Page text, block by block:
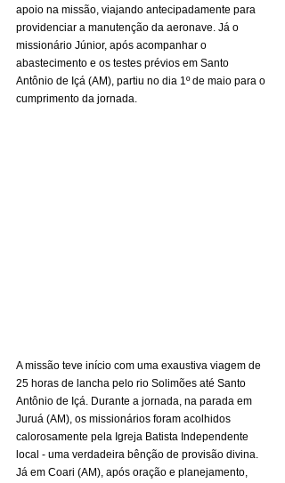
apoio na missão, viajando antecipadamente para
providenciar a manutenção da aeronave. Já o
missionário Júnior, após acompanhar o
abastecimento e os testes prévios em Santo
Antônio de Içá (AM), partiu no dia 1º de maio para o
cumprimento da jornada.
A missão teve início com uma exaustiva viagem de
25 horas de lancha pelo rio Solimões até Santo
Antônio de Içá. Durante a jornada, na parada em
Juruá (AM), os missionários foram acolhidos
calorosamente pela Igreja Batista Independente
local - uma verdadeira bênção de provisão divina.
Já em Coari (AM), após oração e planejamento,